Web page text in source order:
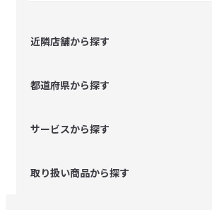
近隣店舗から探す
都道府県から探す
サービスから探す
取り扱い商品から探す